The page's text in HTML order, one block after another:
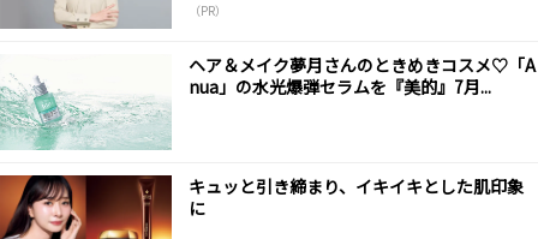
（PR）
ヘア＆メイク夢月さんのときめきコスメ♡「A
nua」の水光爆弾セラムを『美的』7月...
キュッと引き締まり、イキイキとした肌印象
に